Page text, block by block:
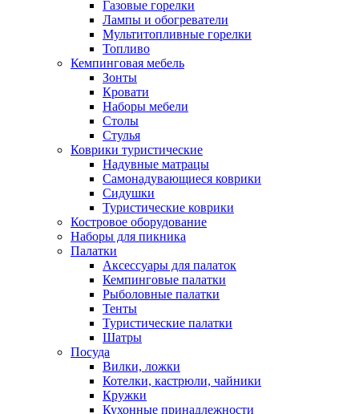
Газовые горелки
Лампы и обогреватели
Мультитопливные горелки
Топливо
Кемпинговая мебель
Зонты
Кровати
Наборы мебели
Столы
Стулья
Коврики туристические
Надувные матрацы
Самонадувающиеся коврики
Сидушки
Туристические коврики
Костровое оборудование
Наборы для пикника
Палатки
Аксессуары для палаток
Кемпинговые палатки
Рыболовные палатки
Тенты
Туристические палатки
Шатры
Посуда
Вилки, ложки
Котелки, кастрюли, чайники
Кружки
Кухонные принадлежности